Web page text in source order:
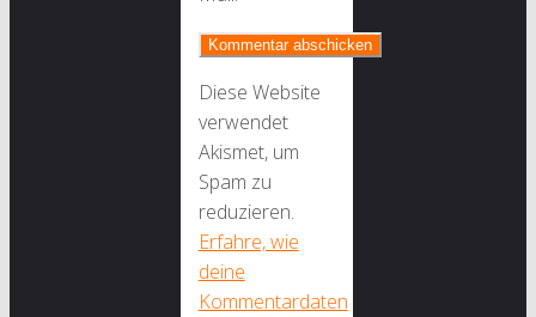
Diese Website
verwendet
Akismet, um
Spam zu
reduzieren.
Erfahre, wie
deine
Kommentardaten